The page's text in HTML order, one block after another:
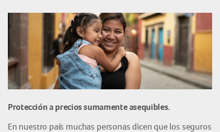
Protección a precios sumamente asequibles.
En nuestro país muchas personas dicen que los seguros